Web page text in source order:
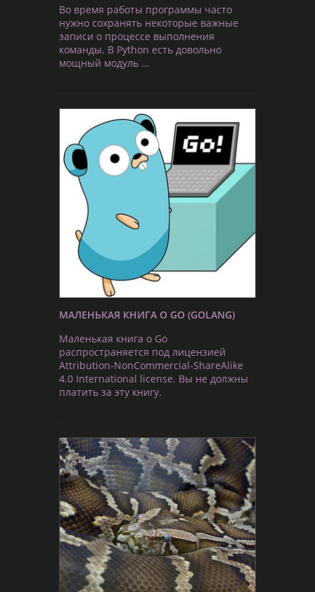
Во время работы программы часто
нужно сохранять некоторые важные
записи о процессе выполнения
команды. В Python есть довольно
мощный модуль …
МАЛЕНЬКАЯ КНИГА О GO (GOLANG)
Маленькая книга о Go
распространяется под лицензией
Attribution-NonCommercial-ShareAlike
4.0 International license. Вы не должны
платить за эту книгу.